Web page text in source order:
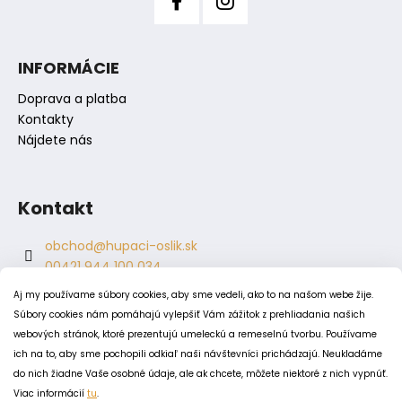
Aj my používame súbory cookies, aby sme vedeli, ako to na našom webe žije.
Súbory cookies nám pomáhajú vylepšiť Vám zážitok z prehliadania našich
webových stránok, ktoré prezentujú umeleckú a remeselnú tvorbu. Používame
ich na to, aby sme pochopili odkiaľ naši návštevníci prichádzajú. Neukladáme
do nich žiadne Vaše osobné údaje, ale ak chcete, môžete niektoré z nich vypnúť.
Viac informácií tu.
INFORMÁCIE
Doprava a platba
Kontakty
Nájdete nás
Kontakt
obchod@hupaci-oslik.sk
00421 944 100 034
00421 944 904 704
hupaci.oslik
dagmar.juricova
PODMIENKY